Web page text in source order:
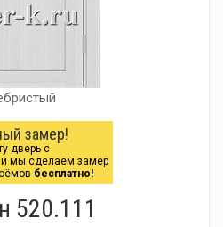
замер!
дверь с
и мы сделаем замер
бесплатно!
520.111